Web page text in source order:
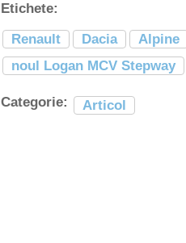
Etichete:
Renault
Dacia Alpine
noul Logan MCV Stepway
Categorie: Articol